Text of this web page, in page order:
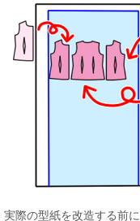
実際の型紙を改造する前